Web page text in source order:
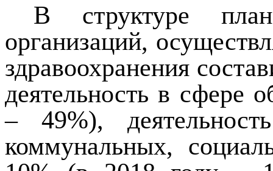
В структуре
организаций,
здравоохранения
деятельность в сфере
– 49%),
коммунальных,